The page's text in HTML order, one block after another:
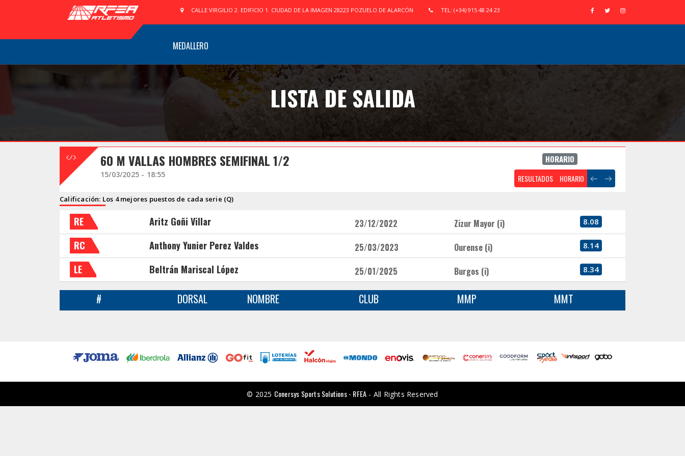
CALLE VIRGILIO 2. EDIFICIO 1. CIUDAD DE LA IMAGEN 28223 POZUELO DE ALARCÓN TEL: (+34) 915 48 24 23
MEDALLERO
LISTA DE SALIDA
60 M VALLAS HOMBRES SEMIFINAL 1/2 HORARIO
15/03/2025 - 18:55 RESULTADOS HORARIO
Calificación: Los 4 mejores puestos de cada serie (Q)
RE Aritz Goñi Villar 23/12/2022 Zizur Mayor (i) 8.08
RC Anthony Yunier Perez Valdes 25/03/2023 Ourense (i) 8.14
LE Beltrán Mariscal López 25/01/2025 Burgos (i) 8.34
# DORSAL NOMBRE CLUB MMP MMT
© 2025 Conersys Sports Solutions - RFEA - All Rights Reserved